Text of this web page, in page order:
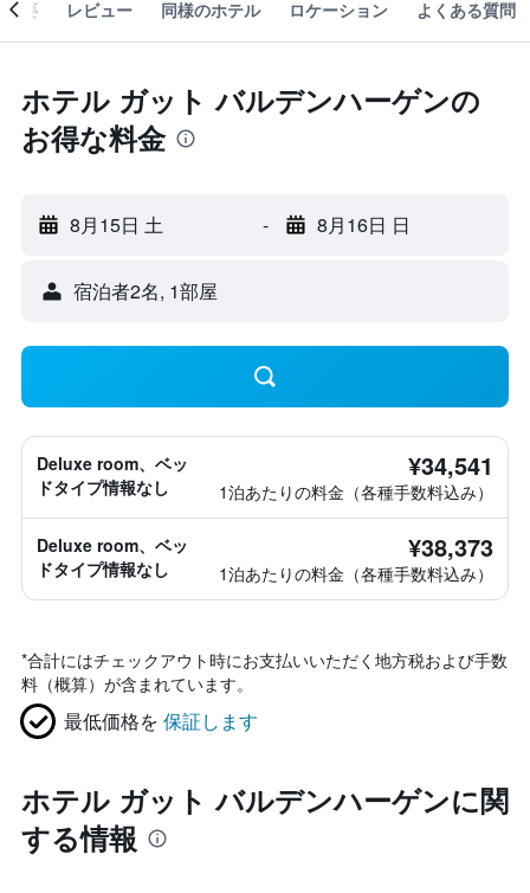
概要 レビュー 同様のホテル ロケーション よくある質問
ホテル ガット バルデンハーゲンの
お得な料金
8月15日 土 - 8月16日 日
宿泊者2名, 1​部屋
Deluxe room、ベッ
ドタイプ情報なし
¥34,541
1泊あたりの料金（各種手数料込み）
Deluxe room、ベッ
ドタイプ情報なし
¥38,373
1泊あたりの料金（各種手数料込み）
*合計にはチェックアウト時にお支払いいただく地方税および手数
料（概算）が含まれています。
最低価格を 保証します
ホテル ガット バルデンハーゲンに関
する情報